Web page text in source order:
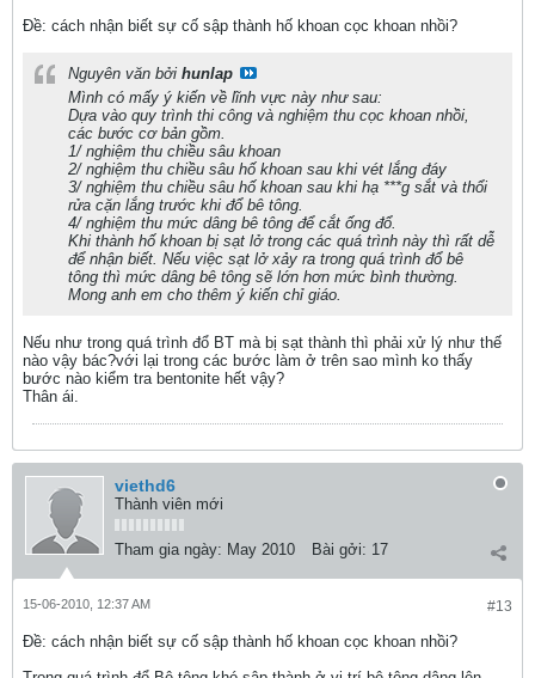
Ðề: cách nhận biết sự cố sập thành hố khoan cọc khoan nhồi?
Nguyên văn bởi hunlap
Mình có mấy ý kiến về lĩnh vực này như sau:
Dựa vào quy trình thi công và nghiệm thu cọc khoan nhồi,
các bước cơ bản gồm.
1/ nghiệm thu chiều sâu khoan
2/ nghiệm thu chiều sâu hố khoan sau khi vét lắng đáy
3/ nghiệm thu chiều sâu hố khoan sau khi hạ ***g sắt và thổi
rửa cặn lắng trước khi đổ bê tông.
4/ nghiệm thu mức dâng bê tông để cắt ống đổ.
Khi thành hố khoan bị sạt lở trong các quá trình này thì rất dễ
để nhận biết. Nếu việc sạt lở xảy ra trong quá trình đổ bê
tông thì mức dâng bê tông sẽ lớn hơn mức bình thường.
Mong anh em cho thêm ý kiến chỉ giáo.
Nếu như trong quá trình đổ BT mà bị sạt thành thì phải xử lý như thế
nào vậy bác?với lại trong các bước làm ở trên sao mình ko thấy
bước nào kiểm tra bentonite hết vậy?
Thân ái.
viethd6
Thành viên mới
Tham gia ngày: May 2010 Bài gởi: 17
#13
15-06-2010, 12:37 AM
Ðề: cách nhận biết sự cố sập thành hố khoan cọc khoan nhồi?